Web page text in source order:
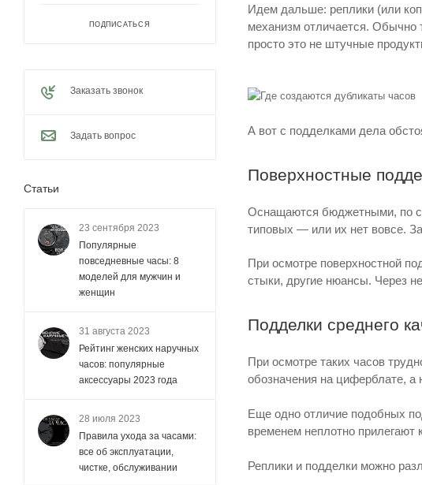
Идем дальше: реплики (или
механизм отличается. Обычно
просто это не штучные
А вот с подделками дела
Поверхностные
Оснащаются бюджетными, по
типовых — или их нет вовсе.
При осмотре поверхностной
стыки, другие нюансы. Через
Подделки среднего
При осмотре таких часов
обозначения на циферблате,
Еще одно отличие подобных
временем неплотно прилегают
Реплики и подделки можно
ПОДПИСАТЬСЯ
Заказать звонок
Задать вопрос
Статьи
23 сентября 2023
Популярные
повседневные часы: 8
моделей для мужчин и
женщин
31 августа 2023
Рейтинг женских наручных
часов: популярные
аксессуары 2023 года
28 июля 2023
Правила ухода за часами:
все об эксплуатации,
чистке, обслуживании